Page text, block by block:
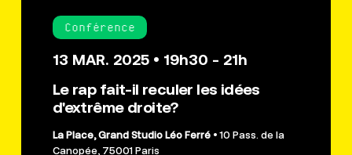
Conférence
13 MAR. 2025 • 19h30 - 21h
Le rap fait-il reculer les idées
d'extrême droite?
La Place, Grand Studio Léo Ferré • 10 Pass. de la
Canopée, 75001 Paris